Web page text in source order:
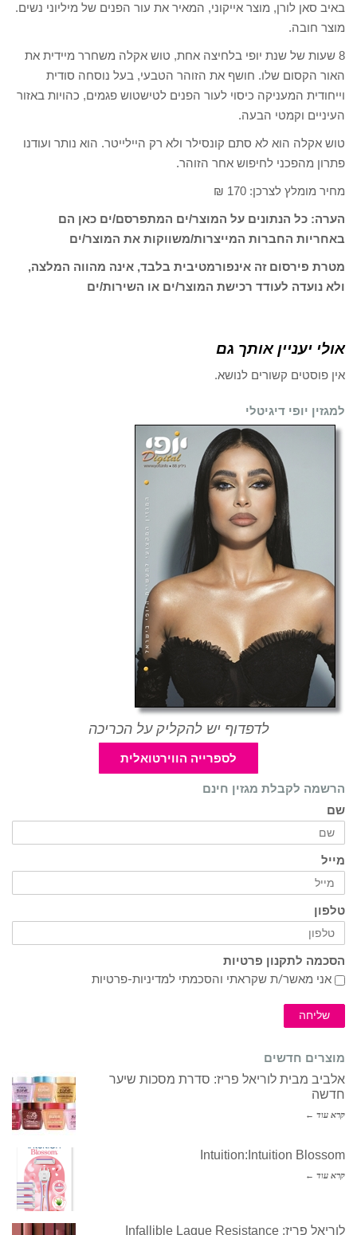
באיב סאן לורן, מוצר אייקוני, המאיר את עור הפנים של מיליוני נשים.
מוצר חובה.
8 שעות של שנת יופי בלחיצה אחת, טוש אקלה משחרר מיידית את
האור הקסום שלו. חושף את הזוהר הטבעי, בעל נוסחה סודית
וייחודית המעניקה כיסוי לעור הפנים לטישטוש פגמים, כהויות באזור
העיניים וקמטי הבעה.
טוש אקלה הוא לא סתם קונסילר ולא רק היילייטר. הוא נותר ועודנו
פתרון מהפכני לחיפוש אחר הזוהר.
מחיר מומלץ לצרכן: 170 ₪
הערה: כל הנתונים על המוצר/ים המתפרסם/ים כאן הם
באחריות החברות המייצרות/משווקות את המוצר/ים
מטרת פירסום זה אינפורמטיבית בלבד, אינה מהווה המלצה,
ולא נועדה לעודד רכישת המוצר/ים או השירות/ים
אולי יעניין אותך גם
אין פוסטים קשורים לנושא.
למגזין יופי דיגיטלי
לדפדוף יש להקליק על הכריכה
לספרייה הווירטואלית
הרשמה לקבלת מגזין חינם
שם
מייל
טלפון
הסכמה לתקנון פרטיות
אני מאשר/ת שקראתי והסכמתי למדיניות-פרטיות
שליחה
מוצרים חדשים
אלביב מבית לוריאל פריז: סדרת מסכות שיער
חדשה
קרא עוד ←
Intuition:Intuition Blossom
קרא עוד ←
לוריאל פריז: Infallible Laque Resistance